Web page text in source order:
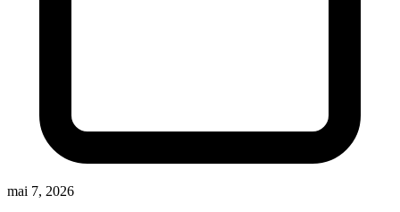
mai 7, 2026